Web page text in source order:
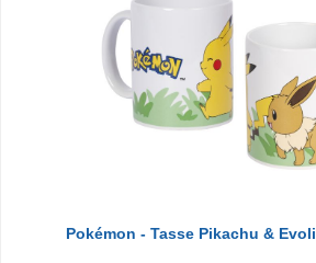
Pokémon - Tasse Pikachu & Evoli